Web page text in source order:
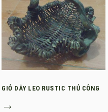
GIỎ DÂY LEO RUSTIC THỦ CÔNG
→